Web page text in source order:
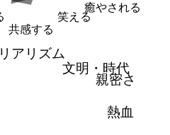
癒やされる
笑える
共感する
リアリズム
文明・時代
親密さ
熱血